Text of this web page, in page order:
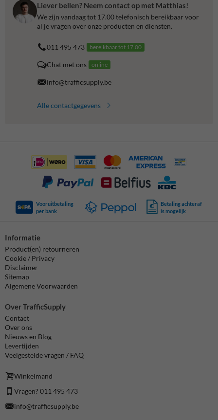
Liever bellen? Neem contact op met Matthias!
We zijn vandaag tot 17.00 telefonisch bereikbaar voor
al je vragen over onze producten en diensten.
011 495 473 bereikbaar tot 17.00
Chat met ons online
info@trafficsupply.be
Alle contactgegevens
Vooruitbetaling
per bank
Betaling achteraf
is mogelijk
Informatie
Product(en) retourneren
Cookie / Privacy
Disclaimer
Sitemap
Algemene Voorwaarden
Over TrafficSupply
Contact
Over ons
Nieuws en Blog
Levertijden
Veelgestelde vragen / FAQ
Winkelmand
Vragen? 011 495 473
info@trafficsupply.be